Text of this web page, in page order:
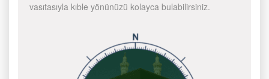
vasıtasıyla kıble yönünüzü kolayca bulabilirsiniz.